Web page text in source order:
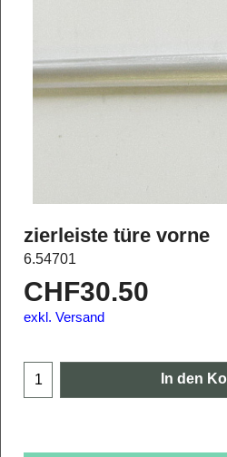
zierleiste türe vorne
6.54701
CHF30.50
exkl. Versand
In den